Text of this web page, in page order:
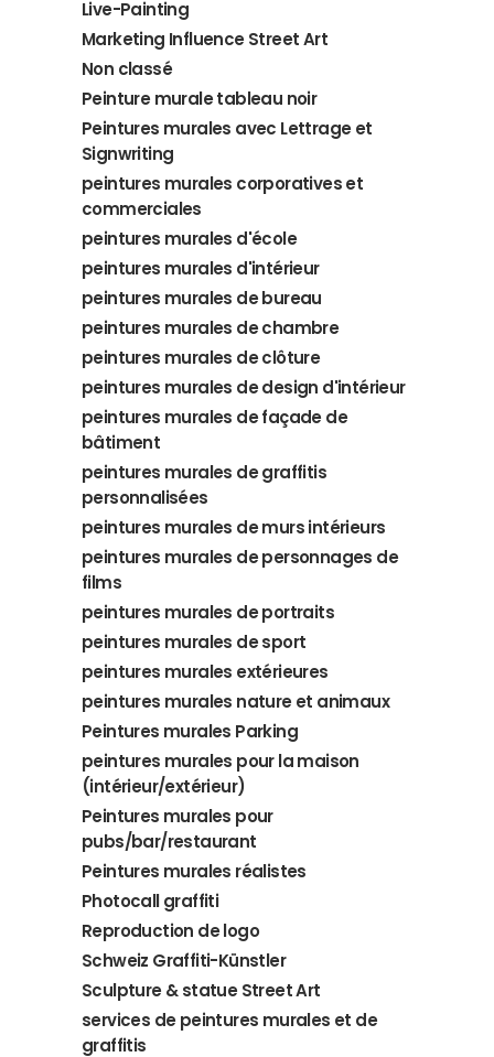
Live-Painting
Marketing Influence Street Art
Non classé
Peinture murale tableau noir
Peintures murales avec Lettrage et
Signwriting
peintures murales corporatives et
commerciales
peintures murales d'école
peintures murales d'intérieur
peintures murales de bureau
peintures murales de chambre
peintures murales de clôture
peintures murales de design d'intérieur
peintures murales de façade de
bâtiment
peintures murales de graffitis
personnalisées
peintures murales de murs intérieurs
peintures murales de personnages de
films
peintures murales de portraits
peintures murales de sport
peintures murales extérieures
peintures murales nature et animaux
Peintures murales Parking
peintures murales pour la maison
(intérieur/extérieur)
Peintures murales pour
pubs/bar/restaurant
Peintures murales réalistes
Photocall graffiti
Reproduction de logo
Schweiz Graffiti-Künstler
Sculpture & statue Street Art
services de peintures murales et de
graffitis